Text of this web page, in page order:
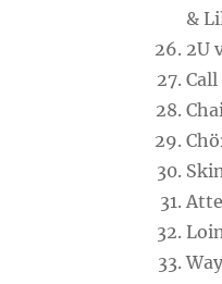
&
2U